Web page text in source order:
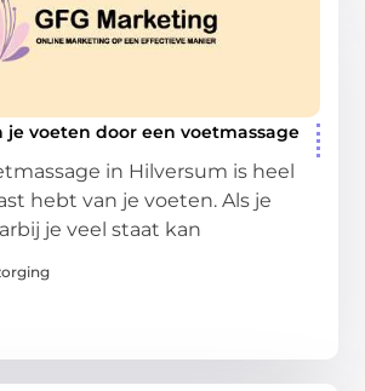
je voeten door een voetmassage
in Hilversum is heel
hebt van je voeten. Als je
je veel staat kan